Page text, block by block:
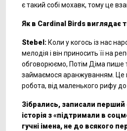
є такий собі мохавк, тому це
Як в Cardinal Birds виглядає
Stebel: Коли у когось із нас
мелодія і він приносить її на
обговорюємо, Потім Діма пише
займаємося аранжуванням. Це
робота, від маленького рифу до
Зібрались, записали
історія з «підтримали в
гучні імена, не до всякого